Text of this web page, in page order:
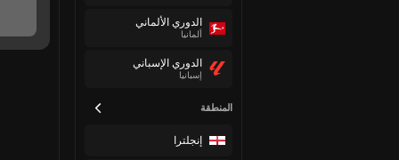
الدوري الألماني
ألمانيا
الدوري الإسباني
إسبانيا
المنطقة
إنجلترا